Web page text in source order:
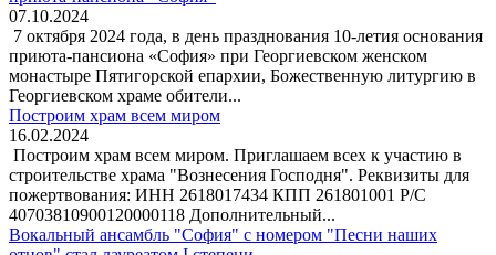
07.10.2024
7 октября 2024 года, в день празднования 10-летия основания
приюта-пансиона «София» при Георгиевском женском
монастыре Пятигорской епархии, Божественную литургию в
Георгиевском храме обители...
Построим храм всем миром
16.02.2024
Построим храм всем миром. Приглашаем всех к участию в
строительстве храма "Вознесения Господня". Реквизиты для
пожертвования: ИНН 2618017434 КПП 261801001 Р/С
40703810900120000118 Дополнительный...
Вокальный ансамбль "София" с номером "Песни наших